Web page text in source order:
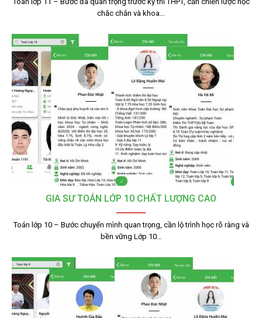
chắc chắn và khoa…
GIA SƯ TOÁN LỚP 10 CHẤT LƯỢNG CAO
Toán lớp 10 – Bước chuyển mình quan trọng, cần lộ trình học rõ ràng và
bền vững Lớp 10…